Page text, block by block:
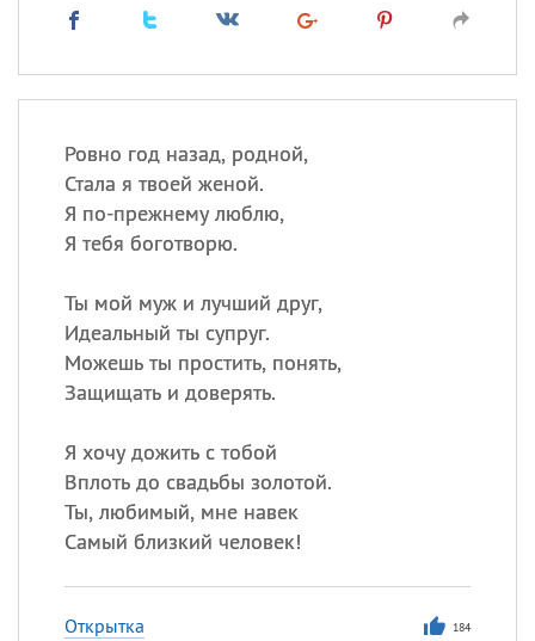
Ровно год назад, родной,
Стала я твоей женой.
Я по-прежнему люблю,
Я тебя боготворю.
Ты мой муж и лучший друг,
Идеальный ты супруг.
Можешь ты простить, понять,
Защищать и доверять.
Я хочу дожить с тобой
Вплоть до свадьбы золотой.
Ты, любимый, мне навек
Самый близкий человек!
Открытка 184